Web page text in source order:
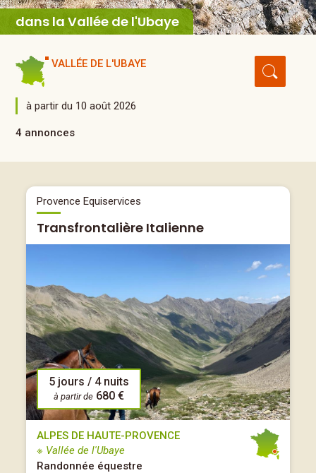
dans la Vallée de l'Ubaye
VALLÉE DE L'UBAYE
à partir du 10 août 2026
4 annonces
Provence Equiservices
Transfrontalière Italienne
5 jours / 4 nuits
à partir de 680 €
ALPES DE HAUTE-PROVENCE
※ Vallée de l'Ubaye
Randonnée équestre